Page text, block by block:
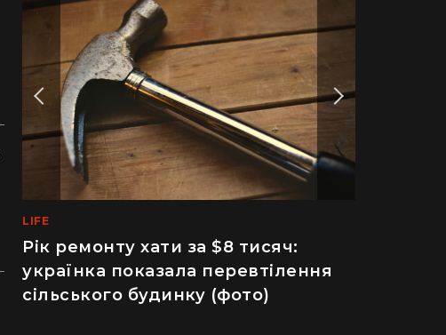
LIFE
Рік ремонту хати за $8 тисяч:
українка показала перевтілення
сільського будинку (фото)
MEDINFO
Майже 2 тисячі отруєнь через
салат – як відвідування
популярного ресторану призвело